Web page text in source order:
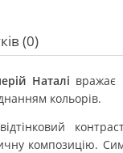
(0)
Наталі вражає
кольорів.
композицію.